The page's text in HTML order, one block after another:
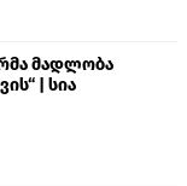
მადლობა
| სია